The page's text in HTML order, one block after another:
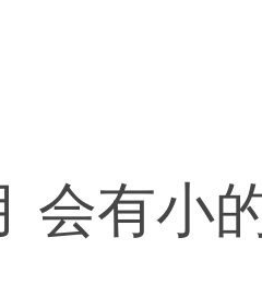
会有小